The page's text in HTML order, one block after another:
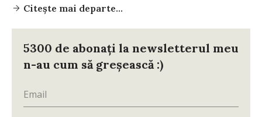
Citește mai departe...
5300 de abonați la newsletterul meu
n-au cum să greșească :)